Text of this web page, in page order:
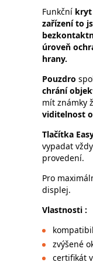
Funkční kryt
zařízení to
úroveň
hrany.
Pouzdro
chrání
mít známky
viditelnost
Tlačítka
vypadat
provedení.
Pro
displej.
Vlastnosti :
zvýšené
certifikát